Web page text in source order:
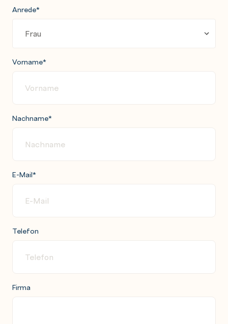
Anrede*
Vorname*
Nachname*
E-Mail*
Telefon
Firma